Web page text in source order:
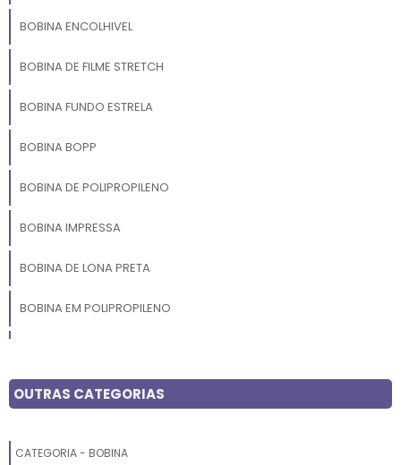
BOBINA ENCOLHIVEL
BOBINA DE FILME STRETCH
BOBINA FUNDO ESTRELA
BOBINA BOPP
BOBINA DE POLIPROPILENO
BOBINA IMPRESSA
BOBINA DE LONA PRETA
BOBINA EM POLIPROPILENO
BOBINA DE PLASTICO BOLHA
OUTRAS CATEGORIAS
CATEGORIA - BOBINA